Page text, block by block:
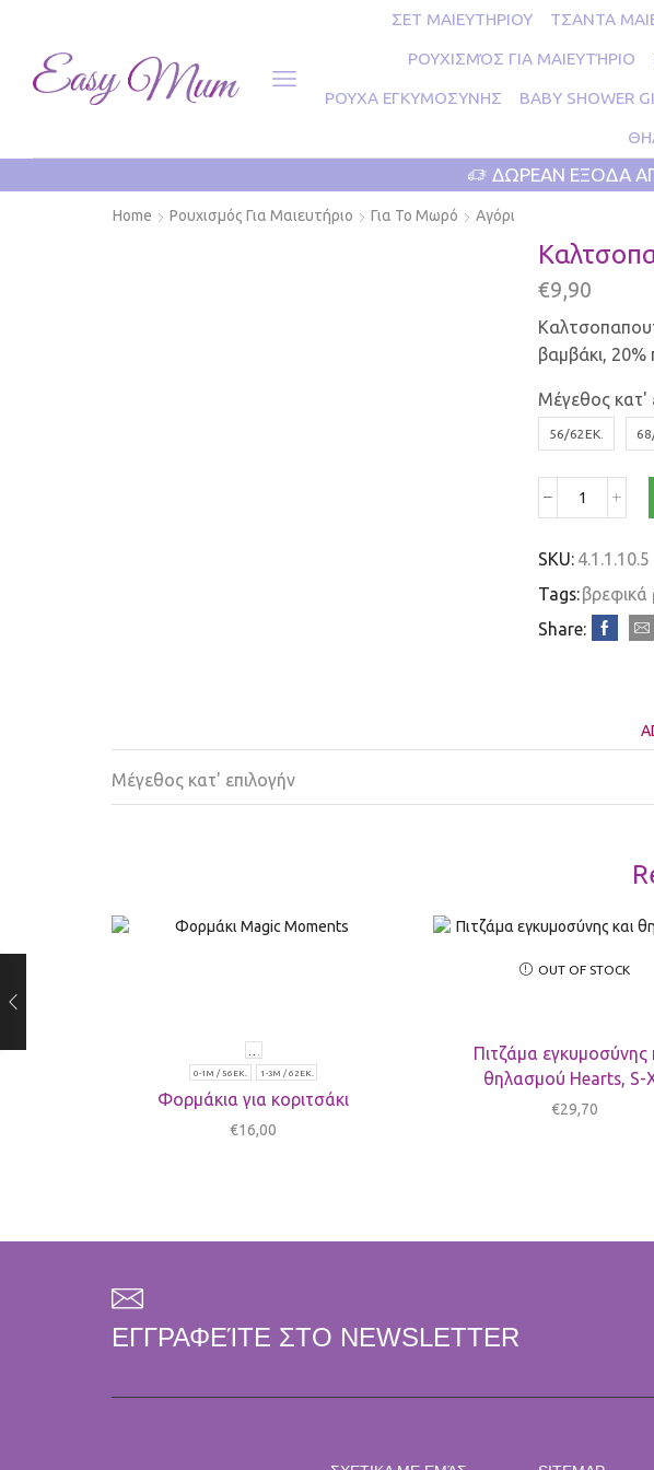
ΣΕΤ ΜΑΙΕΥΤΗΡΙΟΥ ΤΣΑΝΤΑ
ΡΟΥΧΙΣΜΌΣ ΓΙΑ ΜΑΙΕΥΤΉΡΙΟ
ΡΟΥΧΑ ΕΓΚΥΜΟΣΥΝΗΣ BABY SHOWER
ΔΩΡΕΑΝ ΕΞΟΔΑ
Home Ρουχισμός Για Μαιευτήριο Για Το Μωρό Αγόρι
€9,90
βαμβάκι,
Μέγεθος κατ'
56/62ΕΚ.
SKU: 4.1.1.10.5
Tags:βρεφικά
Share:
Μέγεθος κατ' επιλογήν
0-1M / 56ΕΚ. 1-3Μ / 62ΕΚ.
Φορμάκια για κοριτσάκι
€16,00
OUT OF STOCK
Πιτζάμα εγκυμοσύνης
θηλασμού Hearts, S-
€29,70
ΕΓΓΡΑΦΕΊΤΕ ΣΤΟ NEWSLETTER